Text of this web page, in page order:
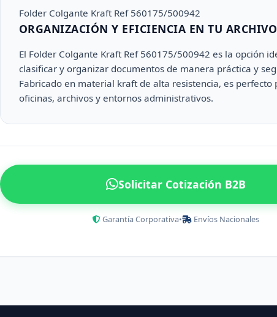
Folder Colgante Kraft Ref 560175/500942
ORGANIZACIÓN Y EFICIENCIA EN TU ARCHIVO
El Folder Colgante Kraft Ref 560175/500942 es la opción
clasificar y organizar documentos de manera práctica y
Fabricado en material kraft de alta resistencia, es perfecto
oficinas, archivos y entornos administrativos.
Solicitar Cotización B2B
Garantía Corporativa• Envíos Nacionales